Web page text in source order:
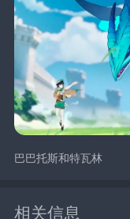
巴巴托斯和特瓦林
相关信息